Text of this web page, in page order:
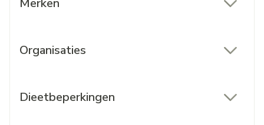
Merken
Organisaties
Dieetbeperkingen